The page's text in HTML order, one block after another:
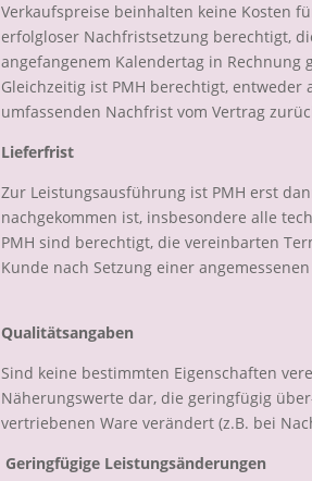
Verkaufspreise beinhalten keine Kosten
erfolgloser Nachfristsetzung berechtigt,
angefangenem Kalendertag in
Gleichzeitig ist PMH berechtigt,
umfassenden Nachfrist vom Vertrag
Lieferfrist
Zur Leistungsausführung ist PMH erst
nachgekommen ist, insbesondere alle
PMH sind berechtigt, die vereinbarten
Kunde nach Setzung einer
Qualitätsangaben
Sind keine bestimmten Eigenschaften
Näherungswerte dar, die geringfügig
vertriebenen Ware verändert (z.B. bei
Geringfügige Leistungsänderungen